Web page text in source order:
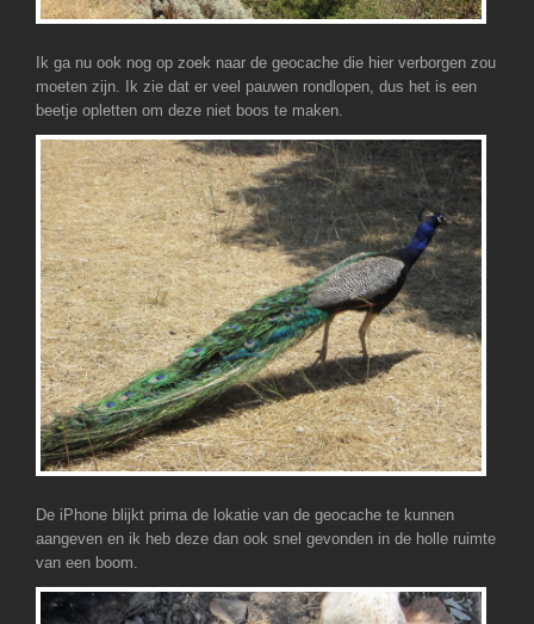
Ik ga nu ook nog op zoek naar de geocache die hier verborgen zou
moeten zijn. Ik zie dat er veel pauwen rondlopen, dus het is een
beetje opletten om deze niet boos te maken.
De iPhone blijkt prima de lokatie van de geocache te kunnen
aangeven en ik heb deze dan ook snel gevonden in de holle ruimte
van een boom.